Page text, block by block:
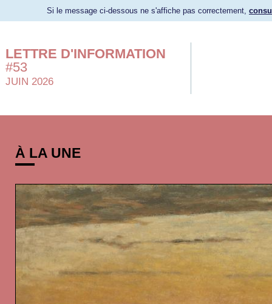
Si le message ci-dessous ne s'affiche pas correctement,
LETTRE D'INFORMATION
#53
JUIN 2026
À LA UNE